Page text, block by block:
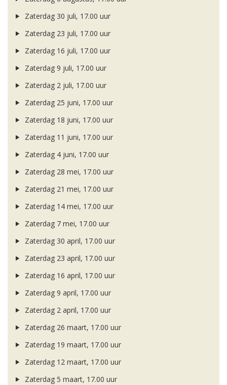
Zaterdag 30 juli, 17.00 uur
Zaterdag 23 juli, 17.00 uur
Zaterdag 16 juli, 17.00 uur
Zaterdag 9 juli, 17.00 uur
Zaterdag 2 juli, 17.00 uur
Zaterdag 25 juni, 17.00 uur
Zaterdag 18 juni, 17.00 uur
Zaterdag 11 juni, 17.00 uur
Zaterdag 4 juni, 17.00 uur
Zaterdag 28 mei, 17.00 uur
Zaterdag 21 mei, 17.00 uur
Zaterdag 14 mei, 17.00 uur
Zaterdag 7 mei, 17.00 uur
Zaterdag 30 april, 17.00 uur
Zaterdag 23 april, 17.00 uur
Zaterdag 16 april, 17.00 uur
Zaterdag 9 april, 17.00 uur
Zaterdag 2 april, 17.00 uur
Zaterdag 26 maart, 17.00 uur
Zaterdag 19 maart, 17.00 uur
Zaterdag 12 maart, 17.00 uur
Zaterdag 5 maart, 17.00 uur